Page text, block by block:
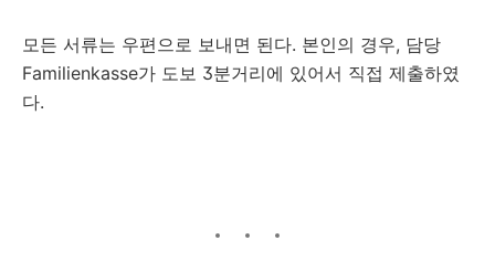
모든 서류는 우편으로 보내면 된다. 본인의 경우, 담당
Familienkasse가 도보 3분거리에 있어서 직접 제출하였
다.